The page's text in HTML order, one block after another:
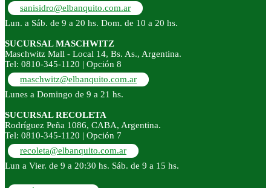
sanisidro@elbanquito.com.ar
Lun. a Sáb. de 9 a 20 hs. Dom. de 10 a 20 hs.
SUCURSAL MASCHWITZ
Maschwitz Mall - Local 14, Bs. As., Argentina.
Tel: 0810-345-1120 | Opción 8
maschwitz@elbanquito.com.ar
Lunes a Domingo de 9 a 21 hs.
SUCURSAL RECOLETA
Rodríguez Peña 1086, CABA, Argentina.
Tel: 0810-345-1120 | Opción 7
recoleta@elbanquito.com.ar
Lun a Vier. de 9 a 20:30 hs. Sáb. de 9 a 15 hs.